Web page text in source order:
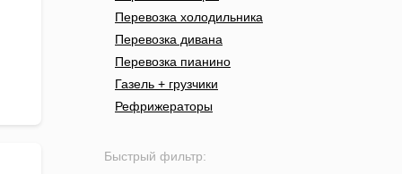
Перевозка холодильника
Перевозка дивана
Перевозка пианино
Газель + грузчики
Рефрижераторы
Быстрый фильтр: